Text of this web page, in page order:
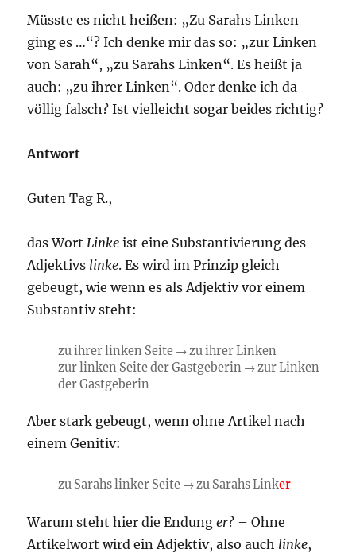
Müsste es nicht heißen: „Zu Sarahs Linken
ging es …“? Ich denke mir das so: „zur Linken
von Sarah“, „zu Sarahs Linken“. Es heißt ja
auch: „zu ihrer Linken“. Oder denke ich da
völlig falsch? Ist vielleicht sogar beides richtig?
Antwort
Guten Tag R.,
das WortLinke ist eine Substantivierung des
Adjektivs linke. Es wird im Prinzip gleich
gebeugt, wie wenn es als Adjektiv vor einem
Substantiv steht:
zu ihrer linken Seite → zu ihrer Linken
zur linken Seite der Gastgeberin → zur Linken
der Gastgeberin
Aber stark gebeugt, wenn ohne Artikel nach
einem Genitiv:
zu Sarahs linker Seite → zu Sarahs Linker
Warum steht hier die Endunger? – Ohne
Artikelwort wird ein Adjektiv, also auch linke,